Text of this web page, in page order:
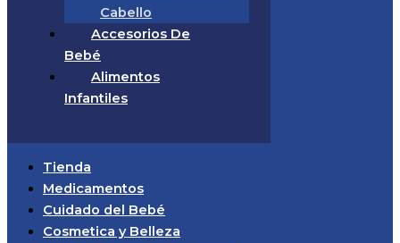
Cabello
Accesorios De
Bebé
Alimentos
Infantiles
Tienda
Medicamentos
Cuidado del Bebé
Cosmetica y Belleza